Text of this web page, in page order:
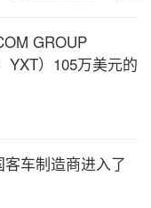
，自动应对来料
度工作的劳动负
GROUP
YXT）105万美元的
车制造商进入了